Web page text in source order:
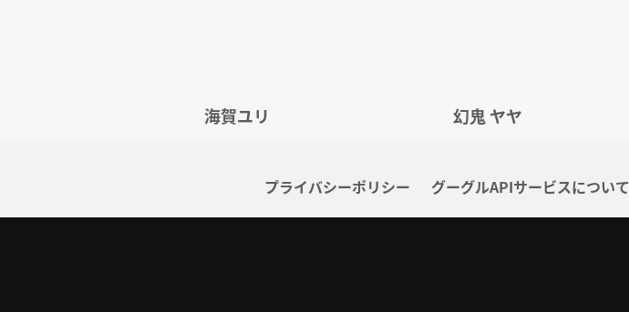
海賀ユリ 幻鬼 ヤヤ
プライバシーポリシー グーグルAPIサービスについて